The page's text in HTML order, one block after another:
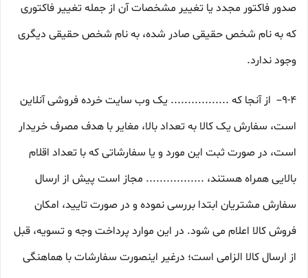
صدور فاکتور مجدد یا تغییر مشخصات آن از جمله تغییر فاکتوری
که به نام شخص حقیقی صادر شده، به نام شخص حقیقی دیگری
وجود ندارد.
9-۴– از آنجا که ................. یک وب ‌سایت خرده‌ فروشی آنلاین
است، سفارش یک کالا به تعداد بالا، مغایر با هدف مصرف خریدار
است، در صورت ثبت این مورد و یا سفارشاتی که با تعداد اقلام
بالایی همراه هستند، ................. مجاز است پیش از ارسال
سفارش مشتریان ابتدا بررسی نموده و در صورت تایید، امکان
فروش کالا اعلام می شود. در این موارد پرداخت وجه و تسویه، قبل
از ارسال کالا الزامی است؛ درغیر اینصورت سفارشات با هماهنگی